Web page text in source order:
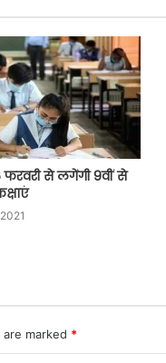
फरवरी से लगेंगी 9वीं से
marked *